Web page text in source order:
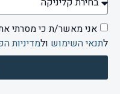
אני מאשר/ת כי מסרתי
לתנאי השימוש ולמדיניות